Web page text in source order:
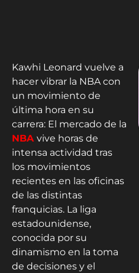
Kawhi Leonard vuelve a
hacer vibrar la NBA con
un movimiento de
última hora en su
carrera: El mercado de la
NBA vive horas de
intensa actividad tras
los movimientos
recientes en las oficinas
de las distintas
franquicias. La liga
estadounidense,
conocida por su
dinamismo en la toma
de decisiones y el